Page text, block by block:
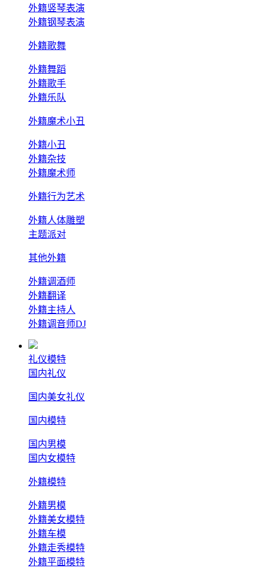
外籍竖琴表演
外籍钢琴表演
外籍歌舞
外籍舞蹈
外籍歌手
外籍乐队
外籍魔术小丑
外籍小丑
外籍杂技
外籍魔术师
外籍行为艺术
外籍人体雕塑
主题派对
其他外籍
外籍调酒师
外籍翻译
外籍主持人
外籍调音师DJ
礼仪模特
国内礼仪
国内美女礼仪
国内模特
国内男模
国内女模特
外籍模特
外籍男模
外籍美女模特
外籍车模
外籍走秀模特
外籍平面模特